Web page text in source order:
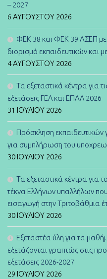
– 2027
6 ΑΥΓΟΎΣΤΟΥ 2026
ΦΕΚ 38 και ΦΕΚ 39 ΑΣΕΠ με
διορισμό εκπαιδευτικών και
4 ΑΥΓΟΎΣΤΟΥ 2026
Τα εξεταστικά κέντρα για
εξετάσεις ΓΕΛ και ΕΠΑΛ 2026
31 ΙΟΥΛΊΟΥ 2026
Πρόσκληση εκπαιδευτικών
για συμπλήρωση του
30 ΙΟΥΛΊΟΥ 2026
Τα εξεταστικά κέντρα για
τέκνα Ελλήνων υπαλλήλων
εισαγωγή στην Τριτοβάθμια
30 ΙΟΥΛΊΟΥ 2026
Εξεταστέα ύλη για τα
εξετάζονται γραπτώς στις
εξετάσεις 2026-2027
29 ΙΟΥΛΊΟΥ 2026